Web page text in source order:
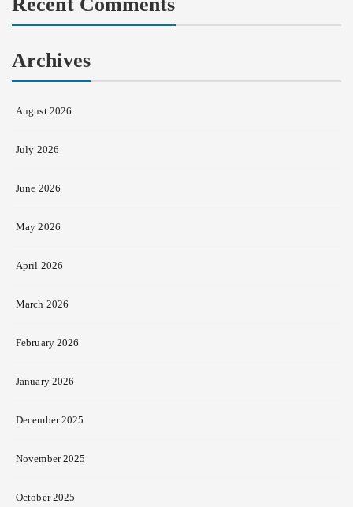
Archives
August 2026
July 2026
June 2026
May 2026
April 2026
March 2026
February 2026
January 2026
December 2025
November 2025
October 2025